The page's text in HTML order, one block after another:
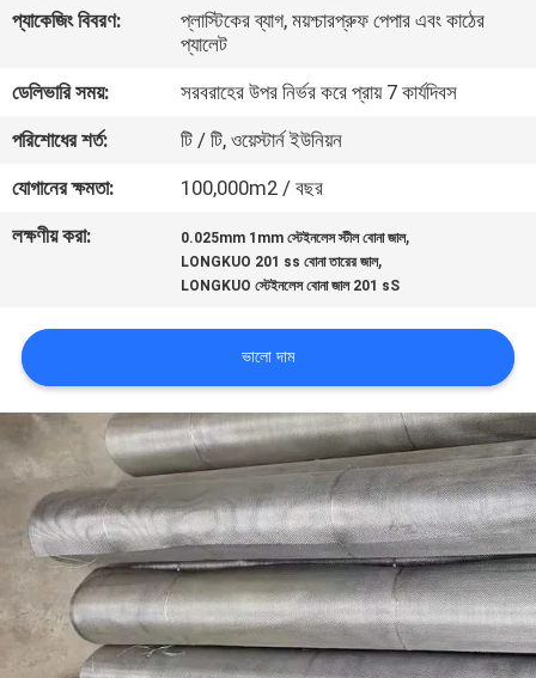
কারখানা
ভ্রমণ
মান
নিয়ন্ত্রণ
যোগাযোগ
করুন
উদ্ধৃতির
জন্য
আবেদন
সাইট
ম্যাপ
প্যাকেজিং বিবরণ:
প্লাস্টিকের ব্যাগ, ময়শ্চারপ্রুফ পেপার এবং কাঠের
প্যালেট
ডেলিভারি সময়:
সরবরাহের উপর নির্ভর করে প্রায় 7 কার্যদিবস
পরিশোধের শর্ত:
টি / টি, ওয়েস্টার্ন ইউনিয়ন
যোগানের ক্ষমতা:
100,000m2 / বছর
লক্ষণীয় করা:
0.025mm 1mm স্টেইনলেস স্টীল বোনা জাল,
LONGKUO 201 ss বোনা তারের জাল,
LONGKUO স্টেইনলেস বোনা জাল 201 sS
ভালো দাম